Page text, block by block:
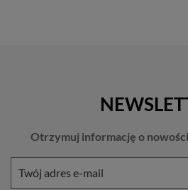
Otrzymuj informację o